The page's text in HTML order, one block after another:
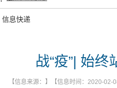
信息快递
战“疫”| 始
【信息来源：】【信息时间：2020-02-